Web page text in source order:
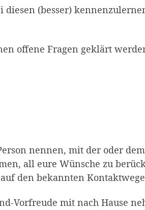
diesen (besser)
offene Fragen geklärt
nennen, mit der oder
all eure Wünsche zu
den bekannten
Vorfreude mit nach Hause